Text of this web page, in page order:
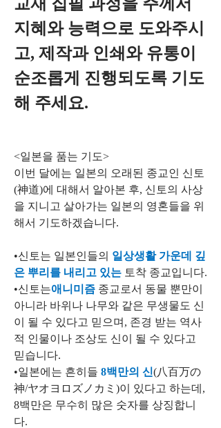
지혜와 능력으로 도와주시
고, 제작과 인쇄와 유통이
순조롭게 진행되도록 기도
해 주세요.
<일본을 품는 기도>
이번 달에는 일본의 오래된 종교인 신토
(神道)에 대해서 알아본 후, 신토의 사상
을 지니고 살아가는 일본의 영혼들을 위
해서 기도하겠습니다.
•신토는 일본인들의 일상생활 가운데 깊
은 뿌리를 내리고 있는 토착 종교입니다.
•신토는애니미즘 종교로서 동물 뿐만이
아니라 바위나 나무와 같은 무생물도 신
이 될 수 있다고 믿으며, 존경 받는 역사
적 인물이나 조상도 신이 될 수 있다고
믿습니다.
•일본에는 흔히들 8백만의 신(八百万の
神/ヤオヨロズノカミ)이 있다고 하는데,
8백만은 무수히 많은 숫자를 상징합니
다.